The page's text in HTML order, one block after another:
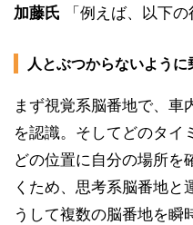
加藤氏 「例えば、以下の
人とぶつからないように
まず視覚系脳番地で、車
を認識。そしてどのタイ
どの位置に自分の場所を
くため、思考系脳番地と
うして複数の脳番地を瞬